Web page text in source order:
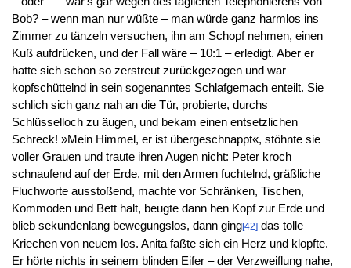
Bob? – wenn man nur wüßte – man würde ganz harmlos ins
Zimmer zu tänzeln versuchen, ihn am Schopf nehmen, einen
Kuß aufdrücken, und der Fall wäre – 10:1 – erledigt. Aber er
hatte sich schon so zerstreut zurückgezogen und war
kopfschüttelnd in sein sogenanntes Schlafgemach enteilt. Sie
schlich sich ganz nah an die Tür, probierte, durchs
Schlüsselloch zu äugen, und bekam einen entsetzlichen
Schreck! »Mein Himmel, er ist übergeschnappt«, stöhnte sie
voller Grauen und traute ihren Augen nicht: Peter kroch
schnaufend auf der Erde, mit den Armen fuchtelnd, gräßliche
Fluchworte ausstoßend, machte vor Schränken, Tischen,
Kommoden und Bett halt, beugte dann hen Kopf zur Erde und
blieb sekundenlang bewegungslos, dann ging[42]das tolle
Kriechen von neuem los. Anita faßte sich ein Herz und klopfte.
Er hörte nichts in seinem blinden Eifer – der Verzweiflung nahe,